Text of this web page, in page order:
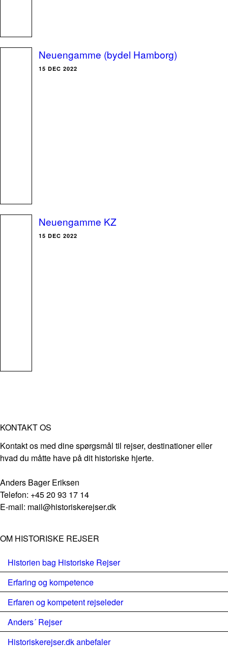
Neuengamme (bydel Hamborg)
15 DEC 2022
Neuengamme KZ
15 DEC 2022
KONTAKT OS
Kontakt os med dine spørgsmål til rejser, destinationer eller
hvad du måtte have på dit historiske hjerte.
Anders Bager Eriksen
Telefon: +45 20 93 17 14
E-mail: mail@historiskerejser.dk
OM HISTORISKE REJSER
Historien bag Historiske Rejser
Erfaring og kompetence
Erfaren og kompetent rejseleder
Anders´ Rejser
Historiskerejser.dk anbefaler